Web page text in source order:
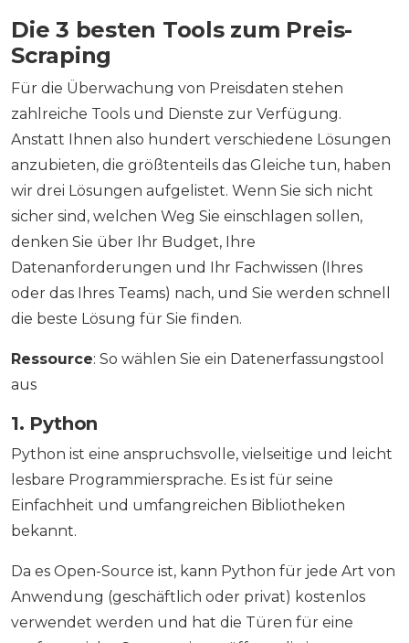
Die 3 besten Tools zum Preis-
Scraping
Für die Überwachung von Preisdaten stehen
zahlreiche Tools und Dienste zur Verfügung.
Anstatt Ihnen also hundert verschiedene Lösungen
anzubieten, die größtenteils das Gleiche tun, haben
wir drei Lösungen aufgelistet. Wenn Sie sich nicht
sicher sind, welchen Weg Sie einschlagen sollen,
denken Sie über Ihr Budget, Ihre
Datenanforderungen und Ihr Fachwissen (Ihres
oder das Ihres Teams) nach, und Sie werden schnell
die beste Lösung für Sie finden.
Ressource: So wählen Sie ein Datenerfassungstool
aus
1. Python
Python ist eine anspruchsvolle, vielseitige und leicht
lesbare Programmiersprache. Es ist für seine
Einfachheit und umfangreichen Bibliotheken
bekannt.
Da es Open-Source ist, kann Python für jede Art von
Anwendung (geschäftlich oder privat) kostenlos
verwendet werden und hat die Türen für eine